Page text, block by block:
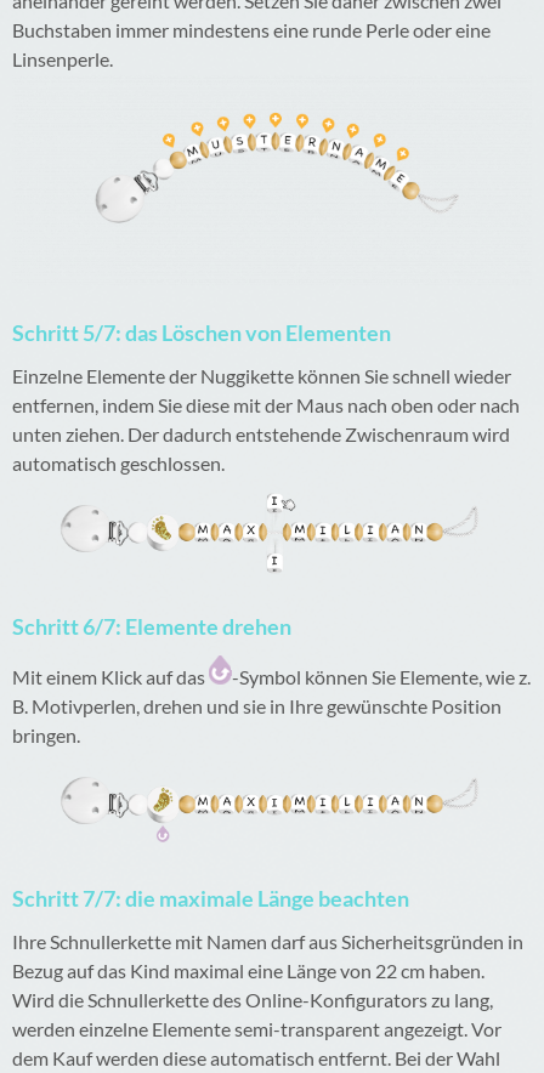
Buchstaben immer mindestens eine runde Perle oder eine
Linsenperle.
Schritt 5/7: das Löschen von Elementen
Einzelne Elemente der Nuggikette können Sie schnell wieder
entfernen, indem Sie diese mit der Maus nach oben oder nach
unten ziehen. Der dadurch entstehende Zwischenraum wird
automatisch geschlossen.
Schritt 6/7: Elemente drehen
Mit einem Klick auf das
-Symbol können Sie Elemente, wie z.
B. Motivperlen, drehen und sie in Ihre gewünschte Position
bringen.
Schritt 7/7: die maximale Länge beachten
Ihre Schnullerkette mit Namen darf aus Sicherheitsgründen in
Bezug auf das Kind maximal eine Länge von 22 cm haben.
Wird die Schnullerkette des Online-Konfigurators zu lang,
werden einzelne Elemente semi-transparent angezeigt. Vor
dem Kauf werden diese automatisch entfernt. Bei der Wahl